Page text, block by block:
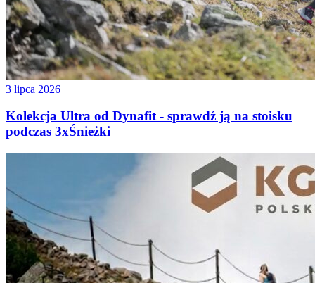
3 lipca 2026
Kolekcja Ultra od Dynafit - sprawdź ją na stoisku
podczas 3xŚnieżki